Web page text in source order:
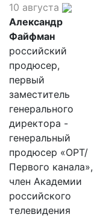
10 августа
Александр
Файфман
российский
продюсер,
первый
заместитель
генерального
директора -
генеральный
продюсер «ОРТ/
Первого канала»,
член Академии
российского
телевидения